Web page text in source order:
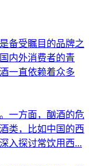
备受瞩目的品牌之
内外消费者的青
一直依赖着众多
一方面，酗酒的危
类，比如中国的西
入探讨常饮用西...